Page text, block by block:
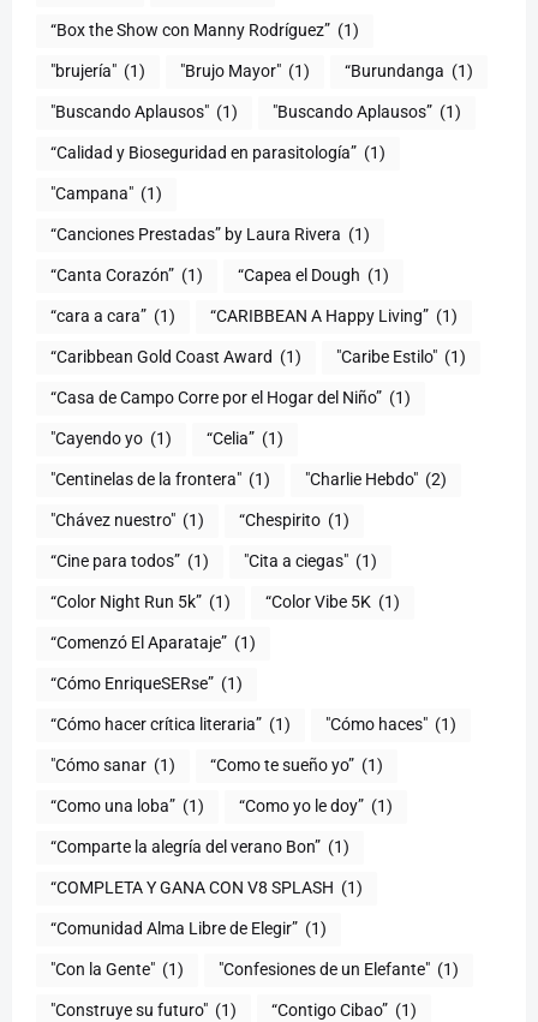
“Box the Show con Manny Rodríguez” (1)
"brujería" (1) "Brujo Mayor" (1) “Burundanga (1)
"Buscando Aplausos" (1) "Buscando Aplausos” (1)
(1)
"Campana" (1)
“Canciones Prestadas” by Laura Rivera (1)
“Canta Corazón” (1) “Capea el Dough (1)
“cara a cara” (1) “CARIBBEAN A Happy Living” (1)
(1) "Caribe Estilo" (1)
“Casa de Campo Corre por el Hogar del Niño” (1)
"Cayendo yo (1) (1)
"Centinelas de la frontera" (1) "Charlie Hebdo" (2)
"Chávez nuestro" (1) “Chespirito (1)
“Cine para todos” (1) "Cita a ciegas" (1)
“Color Night Run 5k” (1) “Color Vibe 5K (1)
“Comenzó El Aparataje” (1)
“Cómo EnriqueSERse” (1)
(1) "Cómo haces" (1)
"Cómo sanar (1) “Como te sueño yo” (1)
“Como una loba” (1) “Como yo le doy” (1)
“Comparte la alegría del verano Bon” (1)
“COMPLETA Y GANA CON V8 SPLASH (1)
“Comunidad Alma Libre de Elegir” (1)
"Con la Gente" (1) "Confesiones de un Elefante" (1)
"Construye su futuro" (1) “Contigo Cibao” (1)